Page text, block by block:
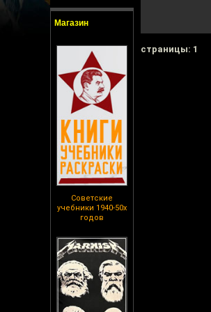
Магазин
Советские
учебники 1940-50х
годов
cтраницы: 1